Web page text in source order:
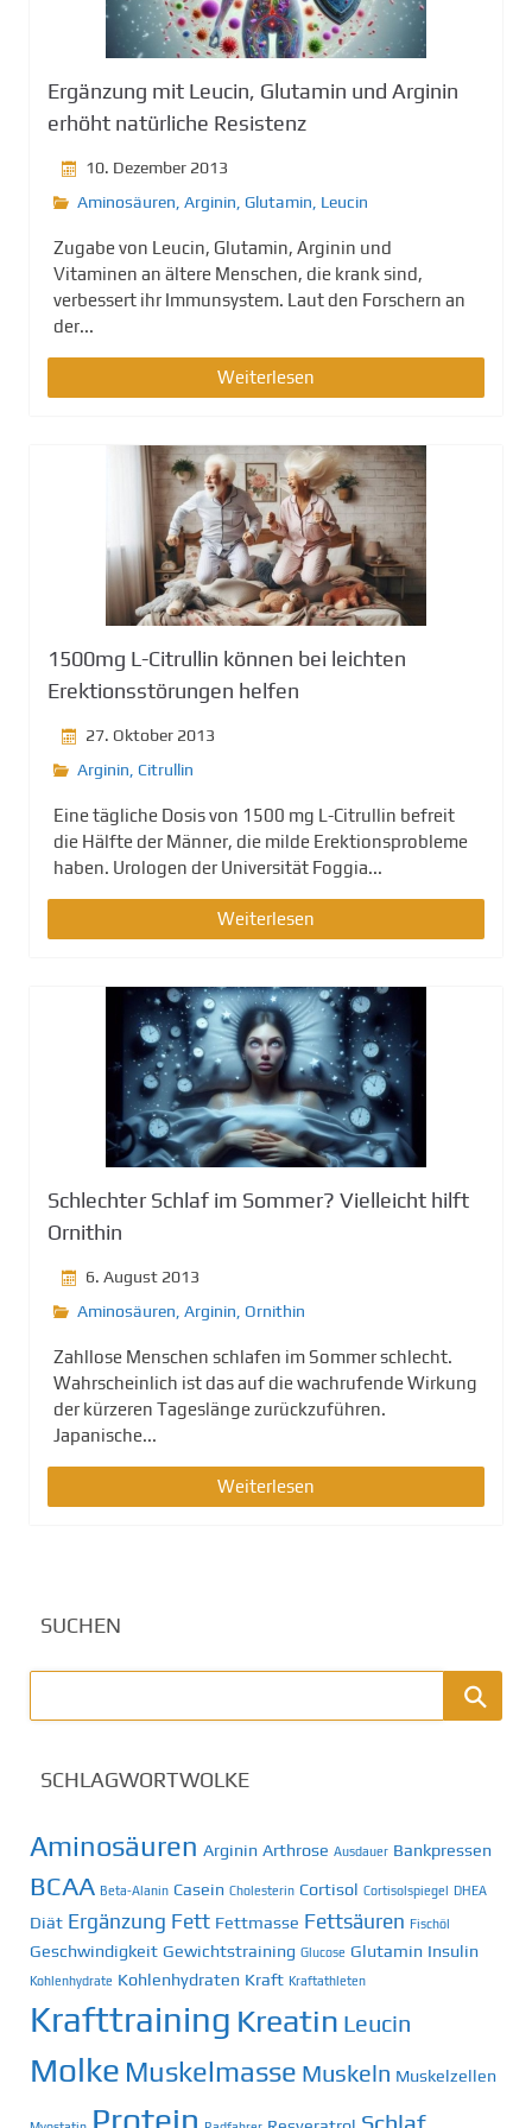
Ergänzung mit Leucin, Glutamin und Arginin
erhöht natürliche Resistenz
10. Dezember 2013
Aminosäuren, Arginin, Glutamin, Leucin
Zugabe von Leucin, Glutamin, Arginin und
Vitaminen an ältere Menschen, die krank sind,
verbessert ihr Immunsystem. Laut den Forschern an
der...
Weiterlesen
1500mg L-Citrullin können bei leichten
Erektionsstörungen helfen
27. Oktober 2013
Arginin, Citrullin
Eine tägliche Dosis von 1500 mg L-Citrullin befreit
die Hälfte der Männer, die milde Erektionsprobleme
haben. Urologen der Universität Foggia...
Weiterlesen
Schlechter Schlaf im Sommer? Vielleicht hilft
Ornithin
6. August 2013
Aminosäuren, Arginin, Ornithin
Zahllose Menschen schlafen im Sommer schlecht.
Wahrscheinlich ist das auf die wachrufende Wirkung
der kürzeren Tageslänge zurückzuführen.
Japanische...
Weiterlesen
SUCHEN
SCHLAGWORTWOLKE
Aminosäuren Arginin Arthrose Ausdauer Bankpressen
BCAA Beta-Alanin Casein Cholesterin Cortisol Cortisolspiegel DHEA
Diät Ergänzung Fett Fettmasse Fettsäuren Fischöl
Geschwindigkeit Gewichtstraining Glucose Glutamin Insulin
Kohlenhydrate Kohlenhydraten Kraft Kraftathleten
Krafttraining Kreatin Leucin
Molke Muskelmasse Muskeln Muskelzellen
Protein